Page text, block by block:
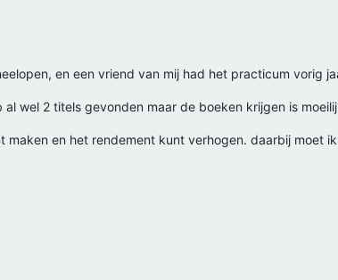
en een vriend van mij had het practicum vorig
wel 2 titels gevonden maar de boeken krijgen is
maken en het rendement kunt verhogen. daarbij moet